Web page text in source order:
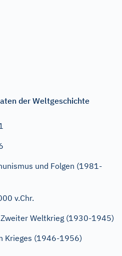
der Weltgeschichte
und Folgen (1981-
v.Chr.
Weltkrieg (1930-1945)
Krieges (1946-1956)